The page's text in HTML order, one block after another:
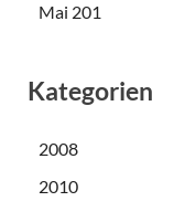
Mai 201
Kategorien
2008
2010